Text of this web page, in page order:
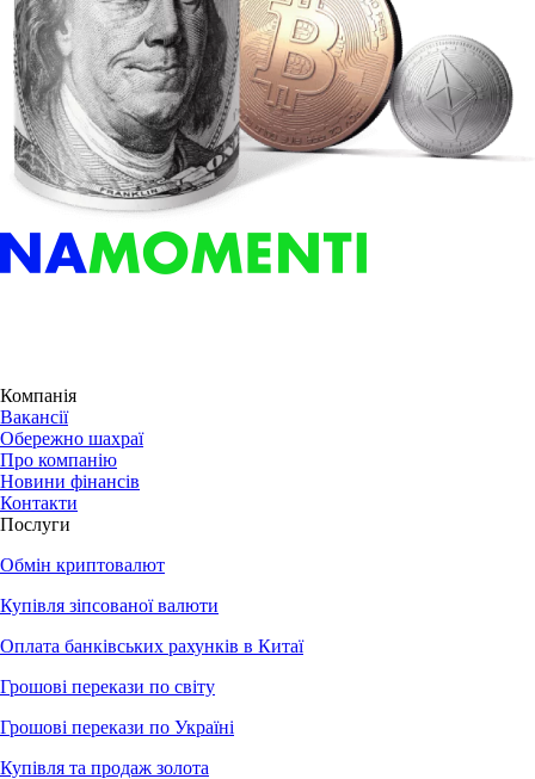
Компанія
Вакансії
Обережно шахраї
Про компанію
Новини фінансів
Контакти
Послуги
Обмін криптовалют
Купівля зіпсованої валюти
Оплата банківських рахунків в Китаї
Грошові перекази по світу
Грошові перекази по Україні
Купівля та продаж золота